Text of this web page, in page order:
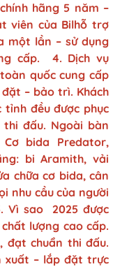
hãng 5 năm –
viên của Bilhỗ trợ
một lần – sử dụng
cấp. 4. Dịch vụ
quốc cung cấp
– bảo trì. Khách
tỉnh đều được phục
đấu. Ngoài bàn
bida Predator,
bi Aramith, vải
chữa cơ bida, cân
nhu cầu của người
Vì sao 2025 được
lượng cao cấp.
chuẩn thi đấu.
xuất – lắp đặt trực